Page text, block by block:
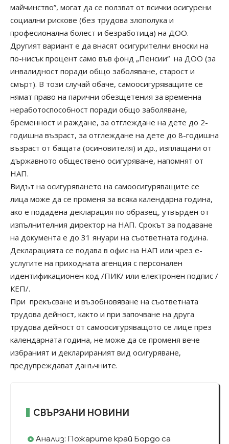
майчинство”, могат да се ползват от всички осигурени
социални рискове (без трудова злополука и
професионална болест и безработица) на ДОО.
Другият вариант е да внасят осигурителни вноски на
по-нисък процент само във фонд „Пенсии“ на ДОО (за
инвалидност поради общо заболяване, старост и
смърт). В този случай обаче, самоосигуряващите се
нямат право на парични обезщетения за временна
неработоспособност поради общо заболяване,
бременност и раждане, за отглеждане на дете до 2-
годишна възраст, за отглеждане на дете до 8-годишна
възраст от бащата (осиновителя) и др., изплащани от
държавното обществено осигуряване, напомнят от
НАП.
Видът на осигуряването на самоосигуряващите се
лица може да се променя за всяка календарна година,
ако е подадена декларация по образец, утвърден от
изпълнителния директор на НАП. Срокът за подаване
на документа е до 31 януари на съответната година.
Декларацията се подава в офис на НАП или чрез е-
услугите на приходната агенция с персонален
идентификационен код /ПИК/ или електронен подпис /
КЕП/.
При прекъсване и възобновяване на съответната
трудова дейност, както и при започване на друга
трудова дейност от самоосигуряващото се лице през
календарната година, не може да се променя вече
избраният и декларираният вид осигуряване,
предупреждават данъчните.
СВЪРЗАНИ НОВИНИ
Анализ: Пожарите край Бордо са